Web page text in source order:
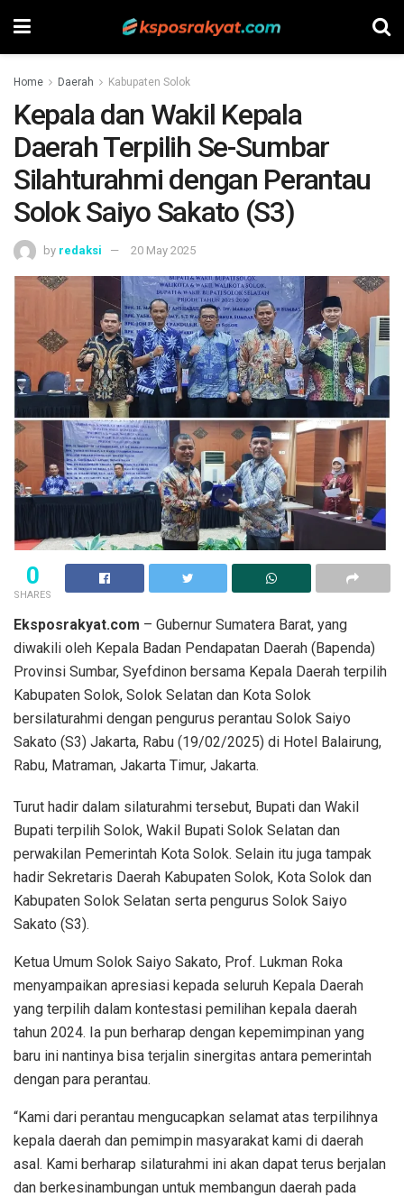
Home Daerah Kabupaten Solok
Kepala dan Wakil Kepala
Daerah Terpilih Se-Sumbar
Silahturahmi dengan Perantau
Solok Saiyo Sakato (S3)
by redaksi 20 May 2025
0
SHARES
Eksposrakyat.com – Gubernur Sumatera Barat, yang
diwakili oleh Kepala Badan Pendapatan Daerah (Bapenda)
Provinsi Sumbar, Syefdinon bersama Kepala Daerah terpilih
Kabupaten Solok, Solok Selatan dan Kota Solok
bersilaturahmi dengan pengurus perantau Solok Saiyo
Sakato (S3) Jakarta, Rabu (19/02/2025) di Hotel Balairung,
Rabu, Matraman, Jakarta Timur, Jakarta.
Turut hadir dalam silaturahmi tersebut, Bupati dan Wakil
Bupati terpilih Solok, Wakil Bupati Solok Selatan dan
perwakilan Pemerintah Kota Solok. Selain itu juga tampak
hadir Sekretaris Daerah Kabupaten Solok, Kota Solok dan
Kabupaten Solok Selatan serta pengurus Solok Saiyo
Sakato (S3).
Ketua Umum Solok Saiyo Sakato, Prof. Lukman Roka
menyampaikan apresiasi kepada seluruh Kepala Daerah
yang terpilih dalam kontestasi pemilihan kepala daerah
tahun 2024. Ia pun berharap dengan kepemimpinan yang
baru ini nantinya bisa terjalin sinergitas antara pemerintah
dengan para perantau.
“Kami dari perantau mengucapkan selamat atas terpilihnya
kepala daerah dan pemimpin masyarakat kami di daerah
asal. Kami berharap silaturahmi ini akan dapat terus berjalan
dan berkesinambungan untuk membangun daerah pada